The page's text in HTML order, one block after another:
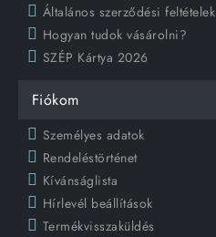
Általános szerződési feltételek
Hogyan tudok vásárolni?
SZÉP Kártya 2026
Fiókom
Személyes adatok
Rendeléstörténet
Kívánságlista
Hírlevél beállítások
Termékvisszaküldés